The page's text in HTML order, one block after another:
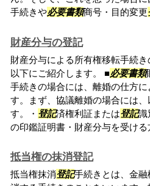
手続きや必要書類商号・目的変更
財産分与の登記
財産分与による所有権移転手続き
以下にご紹介します。 ■必要書類
手続きの場合には、離婚の仕方に
す。まず、協議離婚の場合には
す。・ 登記済権利証または登記識
の印鑑証明書・財産分与を受け
抵当権の抹消登記
抵当権抹消登記手続きとは、金